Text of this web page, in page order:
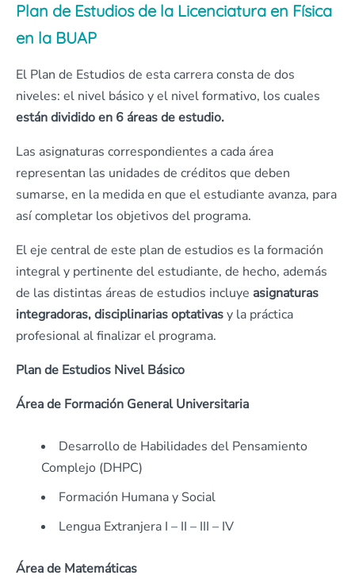
Plan de Estudios de la Licenciatura en Física
en la BUAP
El Plan de Estudios de esta carrera consta de dos
niveles: el nivel básico y el nivel formativo, los cuales
están dividido en 6 áreas de estudio.
Las asignaturas correspondientes a cada área
representan las unidades de créditos que deben
sumarse, en la medida en que el estudiante avanza, para
así completar los objetivos del programa.
El eje central de este plan de estudios es la formación
integral y pertinente del estudiante, de hecho, además
de las distintas áreas de estudios incluye asignaturas
integradoras, disciplinarias optativasy la práctica
profesional al finalizar el programa.
Plan de Estudios Nivel Básico
Área de Formación General Universitaria
Desarrollo de Habilidades del Pensamiento
Complejo (DHPC)
Formación Humana y Social
Lengua Extranjera I – II – III – IV
Área de Matemáticas